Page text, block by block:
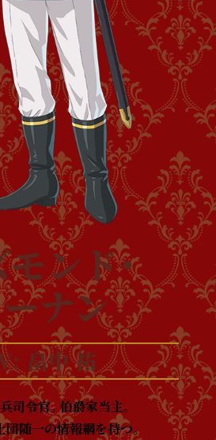
ンド・
ナン
畠中 祐
司令官。伯爵家当主。
団随一の情報網を持つ。